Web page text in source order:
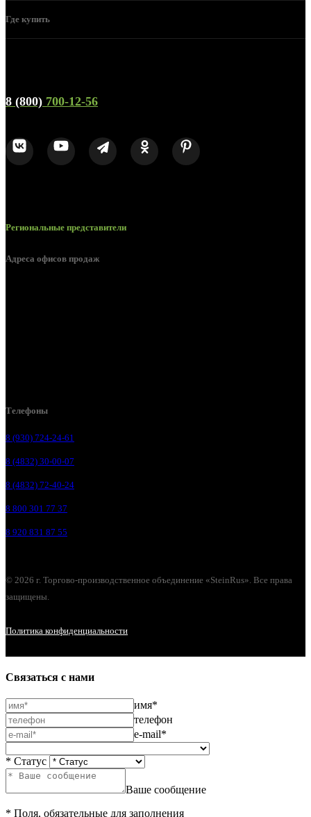
Где купить
8 (800) 700-12-56
Региональные представители
Адреса офисов продаж
Телефоны
8 (930) 724-24-61
8 (4832) 30-00-07
8 (4832) 72-40-24
8 800 301 77 37
8 920 831 87 55
© 2026 г. Торгово-производственное объединение «SteinRus». Все права
защищены.
Политика конфиденциальности
Связаться с нами
имя*
телефон
e-mail*
* Статус
Ваше сообщение
* Поля, обязательные для заполнения